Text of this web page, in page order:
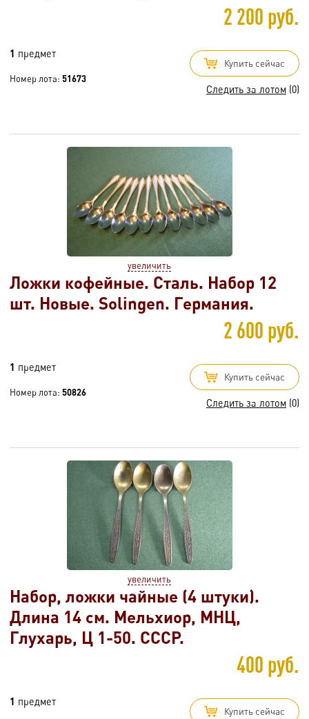
2 200 руб.
1 предмет
Номер лота: 51673
Купить сейчас
Следить за лотом (0)
увеличить
Ложки кофейные. Сталь. Набор 12
шт. Новые. Solingen. Германия.
2 600 руб.
1 предмет
Номер лота: 50826
Купить сейчас
Следить за лотом (0)
увеличить
Набор, ложки чайные (4 штуки).
Длина 14 см. Мельхиор, МНЦ,
Глухарь, Ц 1-50. СССР.
400 руб.
1 предмет
Купить сейчас